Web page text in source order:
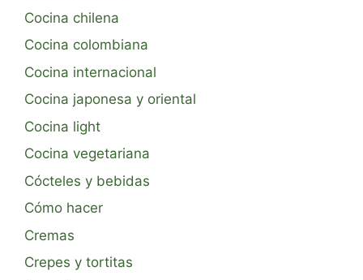
Cocina chilena
Cocina colombiana
Cocina internacional
Cocina japonesa y oriental
Cocina light
Cocina vegetariana
Cócteles y bebidas
Cómo hacer
Cremas
Crepes y tortitas